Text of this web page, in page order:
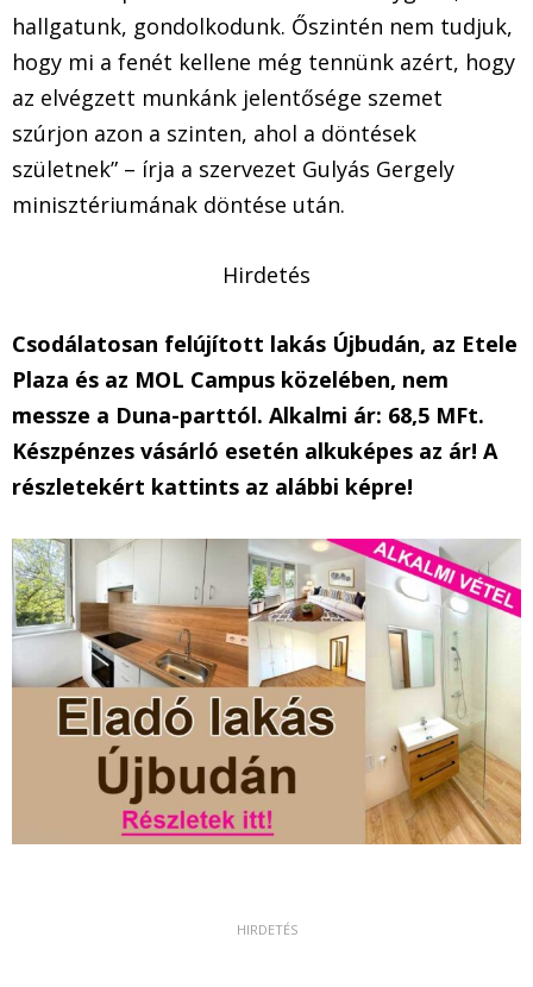
hallgatunk, gondolkodunk. Őszintén nem tudjuk,
hogy mi a fenét kellene még tennünk azért, hogy
az elvégzett munkánk jelentősége szemet
szúrjon azon a szinten, ahol a döntések
születnek” – írja a szervezet Gulyás Gergely
minisztériumának döntése után.
Hirdetés
Csodálatosan felújított lakás Újbudán, az Etele
Plaza és az MOL Campus közelében, nem
messze a Duna-parttól. Alkalmi ár: 68,5 MFt.
Készpénzes vásárló esetén alkuképes az ár! A
részletekért kattints az alábbi képre!